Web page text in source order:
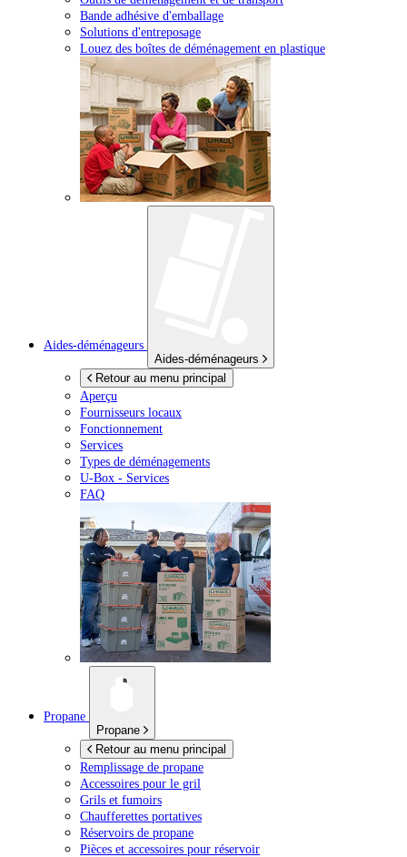
Bande adhésive d'emballage
Solutions d'entreposage
Louez des boîtes de déménagement en plastique
Aides-déménageurs
Aides-déménageurs
Retour au menu principal
Aperçu
Fournisseurs locaux
Fonctionnement
Services
Types de déménagements
U-Box - Services
FAQ
Propane
Propane
Retour au menu principal
Remplissage de propane
Accessoires pour le gril
Grils et fumoirs
Chaufferettes portatives
Réservoirs de propane
Pièces et accessoires pour réservoir